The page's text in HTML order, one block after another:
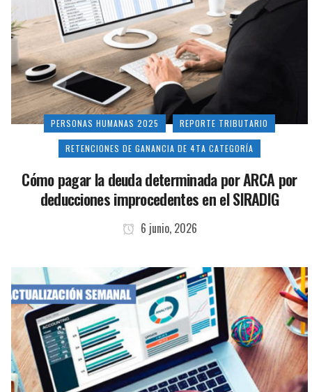
PERSONAS HUMANAS 2025 REPORTE TRIBUTARIO
RETENCIONES DE GANANCIA DE 4TA CATEGORÍA
Cómo pagar la deuda determinada por ARCA por
deducciones improcedentes en el SIRADIG
6 junio, 2026